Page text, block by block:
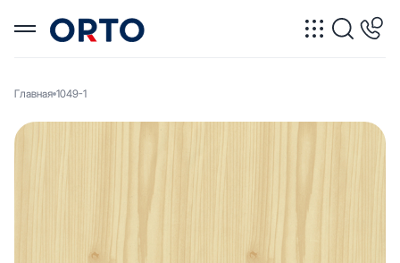
Главная 1049-1